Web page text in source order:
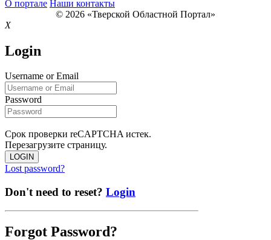
О портале Наши контакты
© 2026 «Тверской Областной Портал»
X
Login
Username or Email
Password
Срок проверки reCAPTCHA истек.
Перезагрузите страницу.
LOGIN
Lost password?
Don't need to reset? Login
Forgot Password?